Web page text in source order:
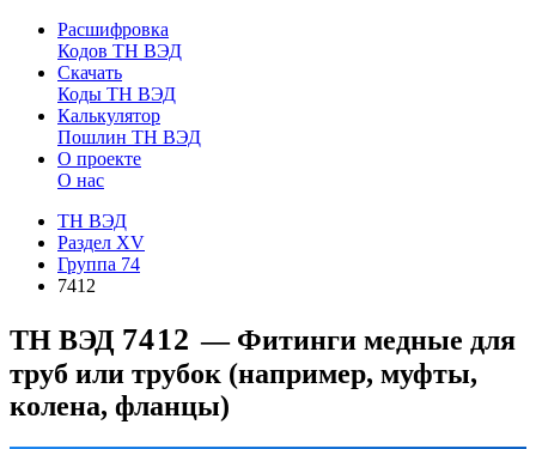
Расшифровка
Кодов ТН ВЭД
Скачать
Коды ТН ВЭД
Калькулятор
Пошлин ТН ВЭД
О проекте
О нас
ТН ВЭД
Раздел XV
Группа 74
7412
ТН ВЭД 7412— Фитинги медные для
труб или трубок (например, муфты,
колена, фланцы)